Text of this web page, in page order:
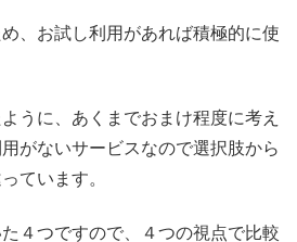
、お試し利用があれば積極的に使
うに、あくまでおまけ程度に考え
がないサービスなので選択肢から
ています。
４つですので、４つの視点で比較